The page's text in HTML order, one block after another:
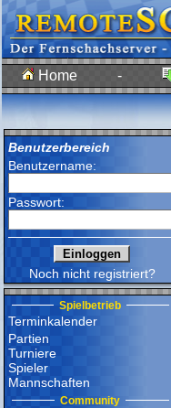
Home -
Benutzerbereich
Benutzername:
Passwort:
Noch nicht registriert?
Spielbetrieb
Terminkalender
Partien
Turniere
Spieler
Mannschaften
Community